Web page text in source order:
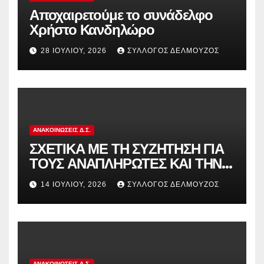
Αποχαιρετούμε το συνάδελφο
Χρήστο Κανδηλώρο
28 ΙΟΥΛΊΟΥ, 2026 ΣΎΛΛΟΓΟΣ ΔΕΛΜΟΎΖΟΣ
ΑΝΑΚΟΙΝΏΣΕΙΣ Δ.Σ.
ΣΧΕΤΙΚΑ ΜΕ ΤΗ ΣΥΖΗΤΗΣΗ ΓΙΑ
ΤΟΥΣ ΑΝΑΠΛΗΡΩΤΕΣ ΚΑΙ ΤΗΝ
ΠΑΡΑΠΟΜΠΗ ΤΗΣ ΕΛΛΑΔΑΣ
ΣΤΟ ΕΥΡΩΠΑΪΚΟ ΔΙΚΑΣΤΗΡΙΟ
14 ΙΟΥΛΊΟΥ, 2026 ΣΎΛΛΟΓΟΣ ΔΕΛΜΟΎΖΟΣ